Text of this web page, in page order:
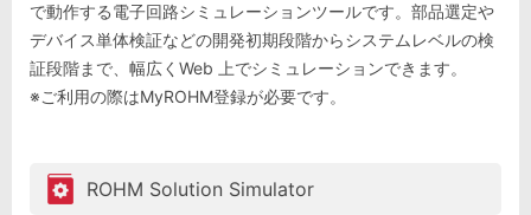
で動作する電子回路シミュレーションツールです。部品選定や
デバイス単体検証などの開発初期段階からシステムレベルの検
証段階まで、幅広くWeb 上でシミュレーションできます。
※ご利用の際はMyROHM登録が必要です。
ROHM Solution Simulator